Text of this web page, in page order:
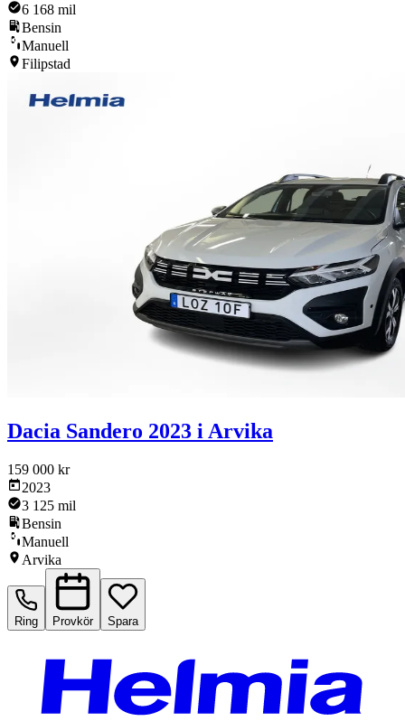
6 168 mil
Bensin
Manuell
Filipstad
Dacia Sandero 2023 i Arvika
159 000 kr
2023
3 125 mil
Bensin
Manuell
Arvika
Ring Provkör Spara